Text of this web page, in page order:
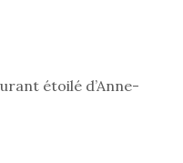
étoilé d’Anne-